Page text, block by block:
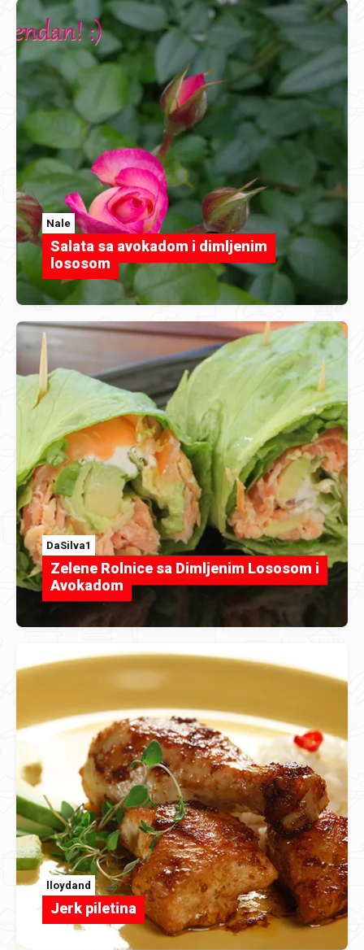
Nale
Salata sa avokadom i dimljenim
lososom
DaSilva1
Zelene Rolnice sa Dimljenim Lososom i
Avokadom
lloydand
Jerk piletina